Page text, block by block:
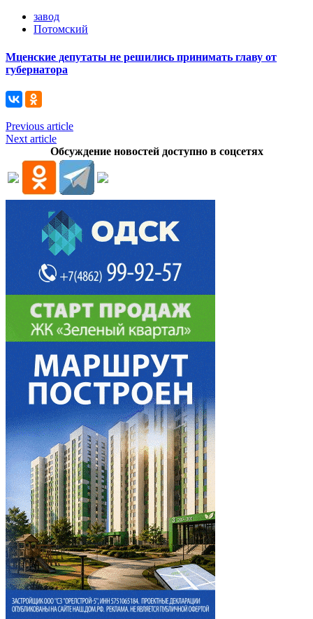
завод
Потомский
Мценские депутаты не решились принимать главу от
губернатора
Previous article
Next article
Обсуждение новостей доступно в соцсетях